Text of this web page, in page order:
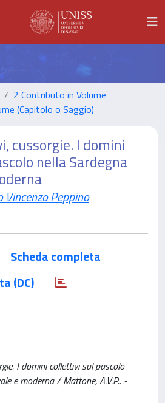
2 Contributo in Volume
(Capitolo o Saggio)
cussorgie. I domini
nella Sardegna
Vincenzo Peppino
Scheda completa
(DC)
I domini collettivi sul pascolo
e moderna / Mattone, A.V.P.. -